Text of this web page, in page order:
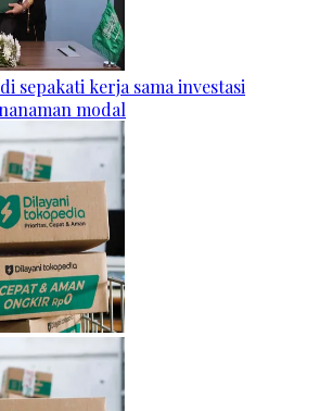
sepakati kerja sama investasi
modal